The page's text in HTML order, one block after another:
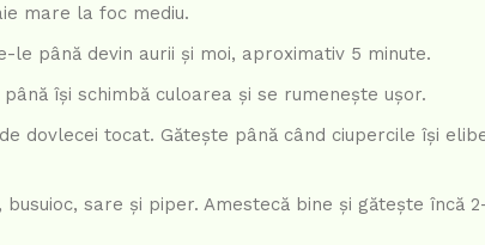
mare la foc mediu.
le până devin aurii și moi, aproximativ 5 minute.
își schimbă culoarea și se rumenește ușor.
dovlecei tocat. Gătește până când ciupercile își
sare și piper. Amestecă bine și gătește încă